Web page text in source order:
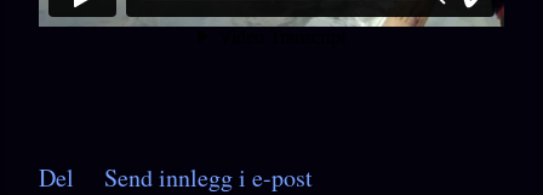
Del
Send innlegg i e-post